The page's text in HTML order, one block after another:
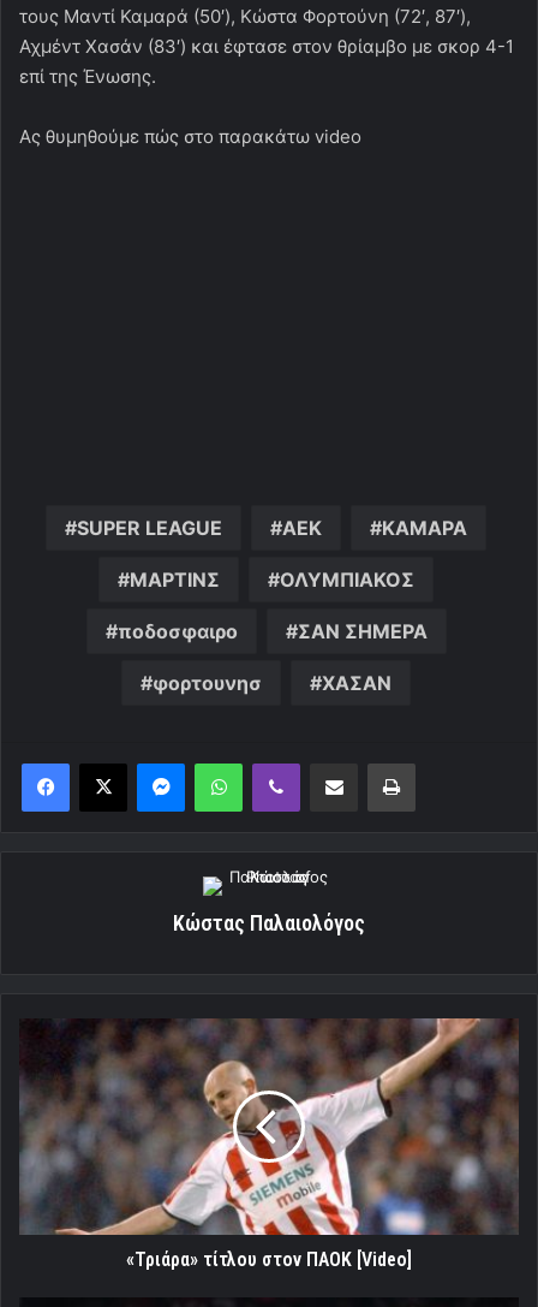
τους Μαντί Καμαρά (50′), Κώστα Φορτούνη (72′, 87′),
Αχμέντ Χασάν (83′) και έφτασε στον θρίαμβο με σκορ 4-1
επί της Ένωσης.
Ας θυμηθούμε πώς στο παρακάτω video
SUPER LEAGUE ΑΕΚ ΚΑΜΑΡΑ
ΜΑΡΤΙΝΣ ΟΛΥΜΠΙΑΚΟΣ
ποδοσφαιρο ΣΑΝ ΣΗΜΕΡΑ
φορτουνησ ΧΑΣΑΝ
MessengerWhatsAppViber Κοινοποίηση μέσω ηλεκτρονικού ταχυδρομείουΕκτύπωση
Κώστας Παλαιολόγος
«Τριάρα»
στον
ΠΑΟΚ
[Video]
«Τριάρα» τίτλου στον ΠΑΟΚ [Video]